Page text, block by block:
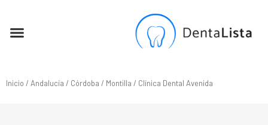
Inicio / Andalucía / Córdoba / Montilla / Clínica Dental Avenida